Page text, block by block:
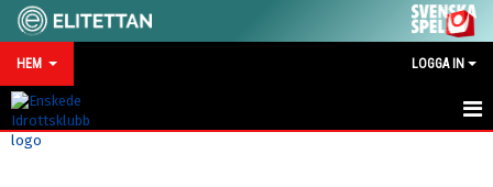
HEM LOGGA IN
HEM